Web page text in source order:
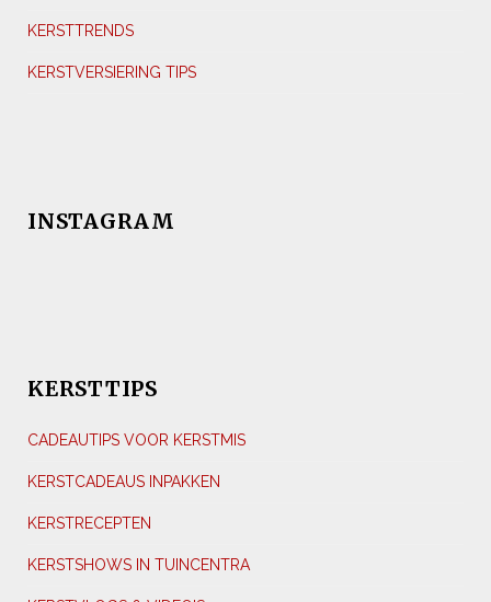
KERSTTRENDS
KERSTVERSIERING TIPS
INSTAGRAM
KERSTTIPS
CADEAUTIPS VOOR KERSTMIS
KERSTCADEAUS INPAKKEN
KERSTRECEPTEN
KERSTSHOWS IN TUINCENTRA